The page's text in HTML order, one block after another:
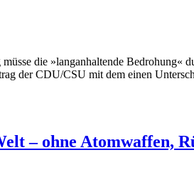
die »langanhaltende
der CDU/CSU mit dem einen
– ohne Atomwaffen,